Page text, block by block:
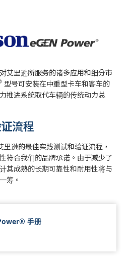
艾里逊所服务的诸多应用和细分市
型号可安装在中重型卡车和客车的
推进系统取代车辆的传统动力总
流程
里逊的最佳实践测试和验证流程，
符合我们的品牌承诺。由于减少了
其成熟的长期可靠性和耐用性将与
筹。
手册